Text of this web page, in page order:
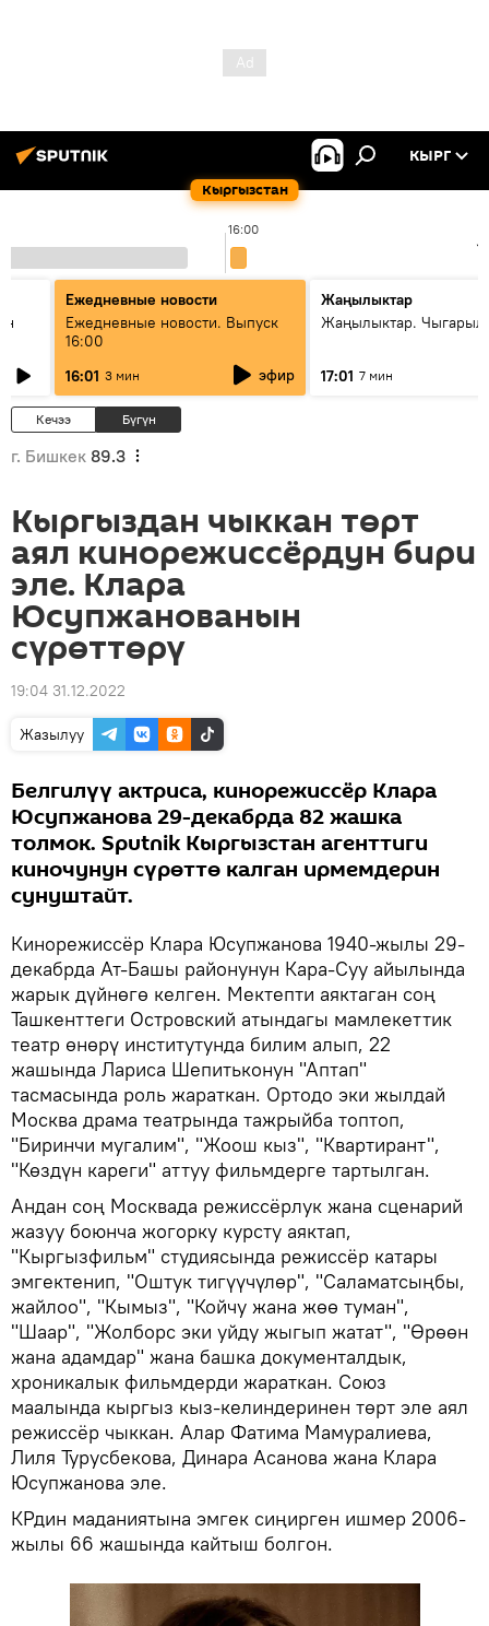
Кыргызстан
КЫРГ
16:00
Ежедневные новости
Ежедневные новости. Выпуск
16:00
16:01 3 мин эфир
Жаңылыктар
Жаңылыктар.
17:01 7 мин
Кечээ Бүгүн
г. Бишкек 89.3
Кыргыздан чыккан төрт
аял кинорежиссёрдун бири
эле. Клара
Юсупжанованын
сүрөттөрү
19:04 31.12.2022
Жазылуу
Белгилүү актриса, кинорежиссёр Клара
Юсупжанова 29-декабрда 82 жашка
толмок. Sputnik Кыргызстан агенттиги
киночунун сүрөттө калган ирмемдерин
сунуштайт.
Кинорежиссёр Клара Юсупжанова 1940-жылы 29-
декабрда Ат-Башы районунун Кара-Суу айылында
жарык дүйнөгө келген. Мектепти аяктаган соң
Ташкенттеги Островский атындагы мамлекеттик
театр өнөрү институтунда билим алып, 22
жашында Лариса Шепитьконун "Аптап"
тасмасында роль жараткан. Ортодо эки жылдай
Москва драма театрында тажрыйба топтоп,
"Биринчи мугалим", "Жоош кыз", "Квартирант",
"Көздүн кареги" аттуу фильмдерге тартылган.
Андан соң Москвада режиссёрлук жана сценарий
жазуу боюнча жогорку курсту аяктап,
"Кыргызфильм" студиясында режиссёр катары
эмгектенип, "Оштук тигүүчүлөр", "Саламатсыңбы,
жайлоо", "Кымыз", "Койчу жана жөө туман",
"Шаар", "Жолборс эки уйду жыгып жатат", "Өрөөн
жана адамдар" жана башка документалдык,
хроникалык фильмдерди жараткан. Союз
маалында кыргыз кыз-келиндеринен төрт эле аял
режиссёр чыккан. Алар Фатима Мамуралиева,
Лиля Турусбекова, Динара Асанова жана Клара
Юсупжанова эле.
КРдин маданиятына эмгек сиңирген ишмер 2006-
жылы 66 жашында кайтыш болгон.